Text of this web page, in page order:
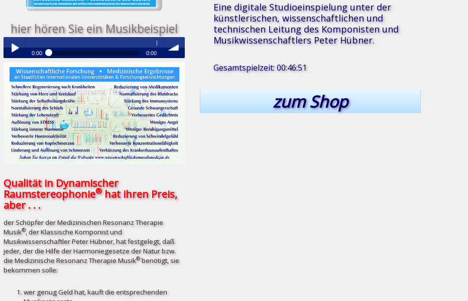
hier hören Sie ein Musikbeispiel
Play /
pause
Medizinische Resonanz Therapie Musik®
0:00 0:00
volume
Medizinische Resonanz Therapie Musik®
Qualität in Dynamischer
Raumstereophonie®hat ihren Preis,
aber . . .
der Schöpfer der Medizinischen Resonanz Therapie
Musik®, der Klassische Komponist und
Musikwissenschaftler Peter Hübner, hat festgelegt, daß
jeder, der die Hilfe der Harmoniegesetze der Natur bzw.
die Medizinische Resonanz Therapie Musik®benötigt, sie
bekommen solle:
wer genug Geld hat, kauft die entsprechenden
Eine digitale Studioeinspielung unter der
künstlerischen, wissenschaftlichen und
technischen Leitung des Komponisten und
Musikwissenschaftlers Peter Hübner.
Gesamtspielzeit: 00:46:51
zum Shop